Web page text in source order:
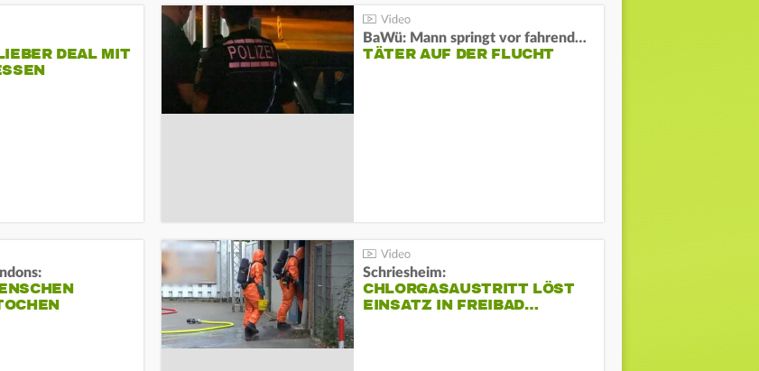
DEAL MIT
BaWü: Mann springt vor fahrendes Auto und schießt
TÄTER AUF DER FLUCHT
Schriesheim:
CHLORGASAUSTRITT LÖST
EINSATZ IN FREIBAD…